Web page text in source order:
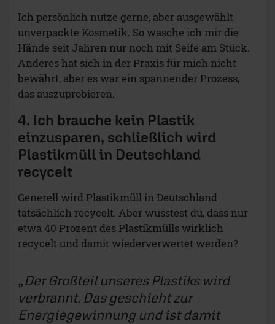
Ich persönlich nutze gerne, aber ausgewählt
unverpackte Kosmetik. So wasche ich mir die
Hände seit Jahren nur noch mit Seife am Stück.
Anderes hat sich in der Praxis für mich nicht
bewährt, aber es war ein spannender Prozess,
das auszuprobieren.
4. Ich brauche kein Plastik
einzusparen, schließlich wird
Plastikmüll in Deutschland
recycelt
Generell wird Plastikmüll in Deutschland
tatsächlich recycelt. Aber wusstest du, dass nur
etwa 40 Prozent des Plastikmülls wirklich
recycelt und damit wiederverwertet werden?
Der Großteil unseres Plastiks wird
verbrannt. Das geschieht zur
Energiegewinnung und ist damit